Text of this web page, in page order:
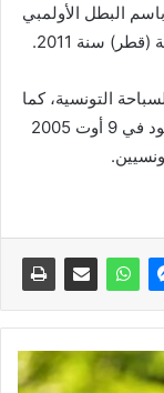
والمسجّل باسم البطل الأولمبي
سنة 2011.
التونسية، كما
يُؤكّد الامكانيات الواعدة لبلحسن بن ميلاد المولود في 9 أوت 2005